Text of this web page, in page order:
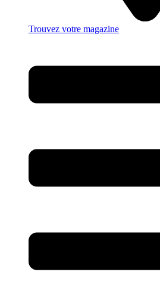
Trouvez votre magazine